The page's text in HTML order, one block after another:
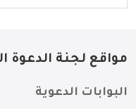
مواقع لجنة الدعوة
البوابات الدعوية